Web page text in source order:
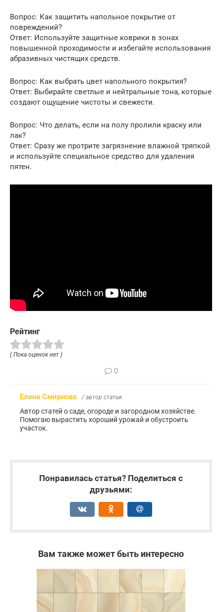
Вопрос: Как защитить напольное покрытие от
повреждений?
Ответ: Используйте защитные коврики в зонах
повышенной проходимости и избегайте использования
абразивных чистящих средств.
Вопрос: Как выбрать цвет напольного покрытия?
Ответ: Выбирайте светлые и нейтральные тона, которые
создают ощущение чистоты и свежести.
Вопрос: Что делать, если на полу пролили краску или
лак?
Ответ: Сразу же протрите загрязнение влажной тряпкой
и используйте специальное средство для удаления
пятен.
Рейтинг
( Пока оценок нет )
0
Елена Смирнова / автор статьи
Автор статей о саде, огороде и загородном хозяйстве.
Помогаю вырастить хороший урожай и обустроить
участок.
Понравилась статья? Поделиться с
друзьями:
Вам также может быть интересно